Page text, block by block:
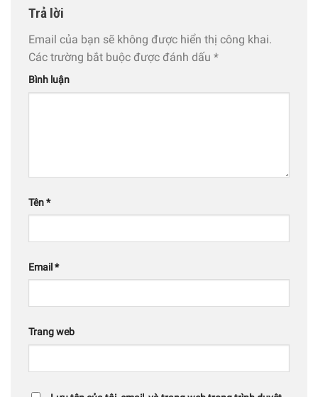
Trả lời
Email của bạn sẽ không được hiển thị công khai.
Các trường bắt buộc được đánh dấu *
Bình luận
Tên*
Email *
Trang web